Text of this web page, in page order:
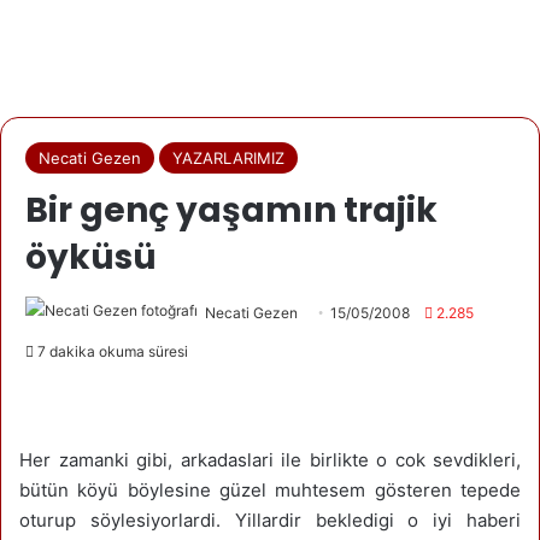
Necati Gezen YAZARLARIMIZ
Bir genç yaşamın trajik
öyküsü
Necati Gezen 15/05/2008 2.285
7 dakika okuma süresi
Her zamanki gibi, arkadaslari ile birlikte o cok sevdikleri,
bütün köyü böylesine güzel muhtesem gösteren tepede
oturup söylesiyorlardi. Yillardir bekledigi o iyi haberi